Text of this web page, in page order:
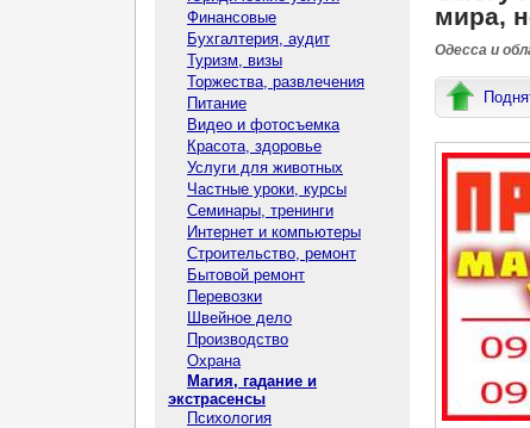
Финансовые
Бухгалтерия, аудит
Туризм, визы
Торжества, развлечения
Питание
Видео и фотосъемка
Красота, здоровье
Услуги для животных
Частные уроки, курсы
Семинары, тренинги
Интернет и компьютеры
Строительство, ремонт
Бытовой ремонт
Перевозки
Швейное дело
Производство
Охрана
Магия, гадание и
экстрасенсы
Психология
мира,
Одесса и